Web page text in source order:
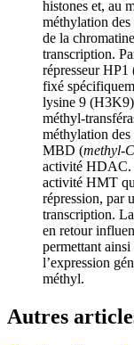
histones et, au
méthylation
de la
transcription.
répresseur HP1
fixé
lysine 9
méthyl-
méthylation
MBD (methyl-
activité HDAC.
activité HMT
répression, par
transcription.
en retour
permettant
l’expression
méthyl.
Autres